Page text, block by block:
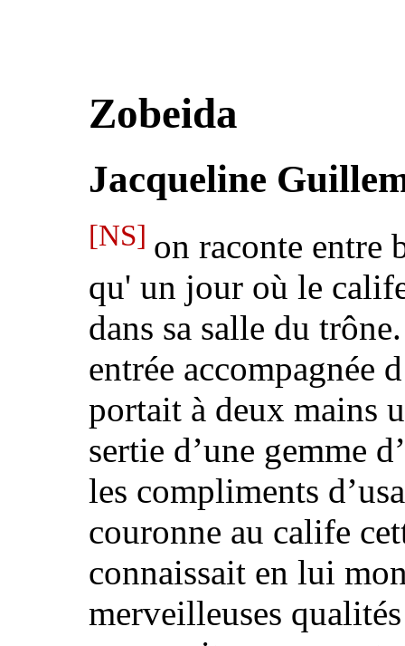
Zobeida
Jacqueline
[NS] on raconte entre
qu' un jour où le
dans sa salle du
entrée accompagnée
portait à deux mains
sertie d’une gemme
les compliments
couronne au calife
connaissait en lui
merveilleuses